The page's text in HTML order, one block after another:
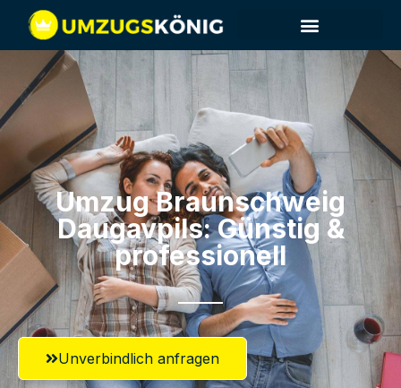
Umzug Braunschweig​
Daugavpils: Günstig &
professionell​
Unverbindlich anfragen